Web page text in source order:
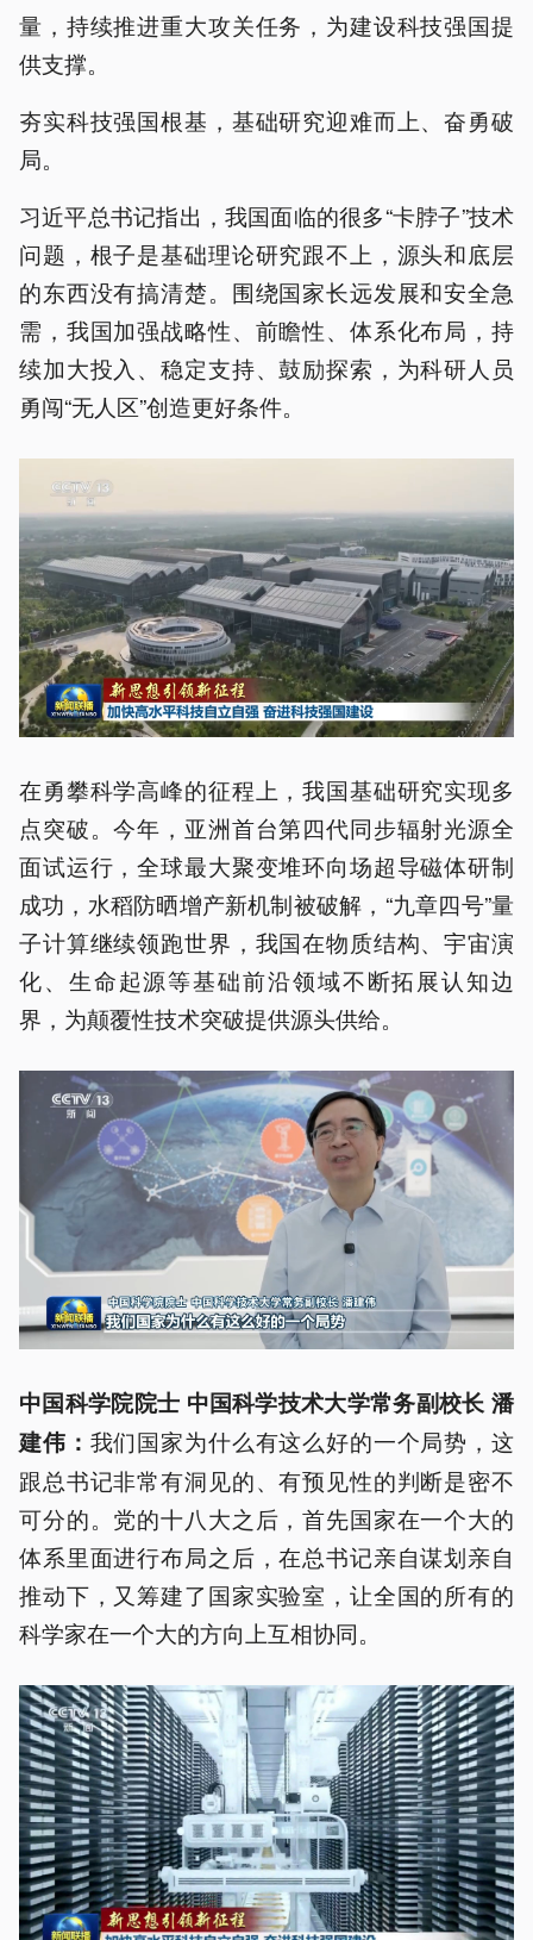
量，持续推进重大攻关任务，为建设科技强国提
供支撑。
夯实科技强国根基，基础研究迎难而上、奋勇破
局。
习近平总书记指出，我国面临的很多“卡脖子”技术
问题，根子是基础理论研究跟不上，源头和底层
的东西没有搞清楚。围绕国家长远发展和安全急
需，我国加强战略性、前瞻性、体系化布局，持
续加大投入、稳定支持、鼓励探索，为科研人员
勇闯“无人区”创造更好条件。
在勇攀科学高峰的征程上，我国基础研究实现多
点突破。今年，亚洲首台第四代同步辐射光源全
面试运行，全球最大聚变堆环向场超导磁体研制
成功，水稻防晒增产新机制被破解，“九章四号”量
子计算继续领跑世界，我国在物质结构、宇宙演
化、生命起源等基础前沿领域不断拓展认知边
界，为颠覆性技术突破提供源头供给。
中国科学院院士 中国科学技术大学常务副校长 潘
建伟： 我们国家为什么有这么好的一个局势，这
跟总书记非常有洞见的、有预见性的判断是密不
可分的。党的十八大之后，首先国家在一个大的
体系里面进行布局之后，在总书记亲自谋划亲自
推动下，又筹建了国家实验室，让全国的所有的
科学家在一个大的方向上互相协同。